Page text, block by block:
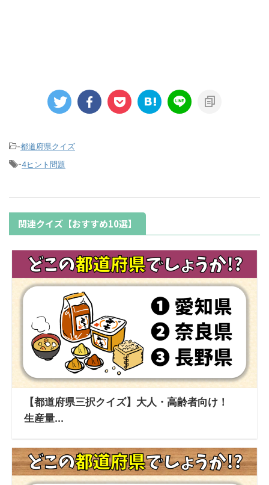
-都道府県クイズ
-4ヒント問題
関連クイズ【おすすめ10選】
【都道府県三択クイズ】大人・高齢者向け！
生産量...